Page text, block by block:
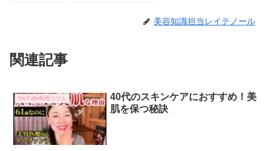
美容知識担当レイテノール
関連記事
YouTube動画コラム
40代のスキンケアにおすすめ！美
肌を保つ秘訣